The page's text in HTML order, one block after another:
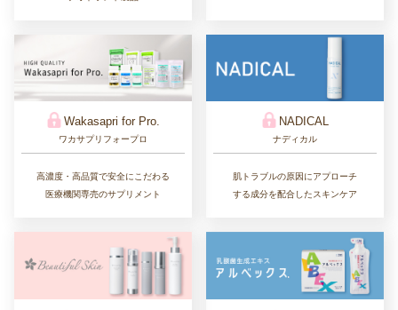
Wakasapri for Pro.
ワカサプリフォープロ
高濃度・高品質で安全にこだわる
医療機関専売のサプリメント
NADICAL
ナディカル
肌トラブルの原因にアプローチ
する成分を配合したスキンケア